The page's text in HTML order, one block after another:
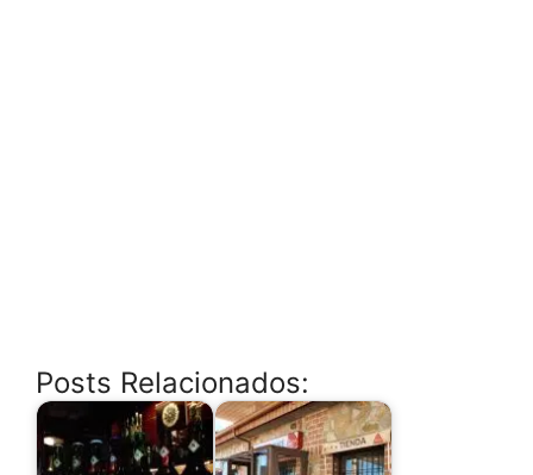
Posts Relacionados: